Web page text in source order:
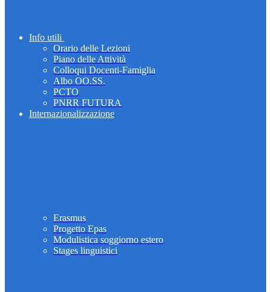
Info utili
Orario delle Lezioni
Piano delle Attività
Colloqui Docenti-Famiglia
Albo OO.SS.
PCTO
PNRR FUTURA
Internazionalizzazione
Erasmus
Progetto Epas
Modulistica soggiorno estero
Stages linguistici